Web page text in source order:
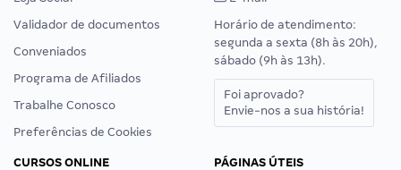
Validador de documentos
Conveniados
Programa de Afiliados
Trabalhe Conosco
Preferências de Cookies
Horário de atendimento:
segunda a sexta (8h às 20h),
sábado (9h às 13h).
Foi aprovado?
Envie-nos a sua história!
CURSOS ONLINE
PÁGINAS ÚTEIS